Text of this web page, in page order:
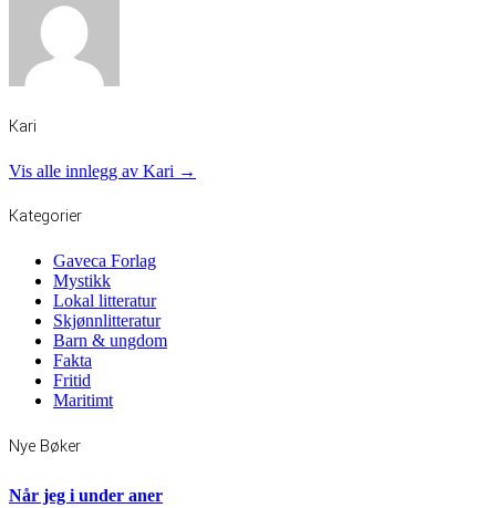
Kari
Vis alle innlegg av Kari →
Kategorier
Gaveca Forlag
Mystikk
Lokal litteratur
Skjønnlitteratur
Barn & ungdom
Fakta
Fritid
Maritimt
Nye Bøker
Når jeg i under aner